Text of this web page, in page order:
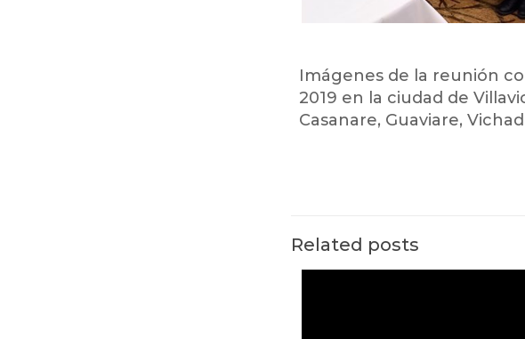
Imágenes de la reunión
2019 en la ciudad de
Casanare, Guaviare,
Related posts